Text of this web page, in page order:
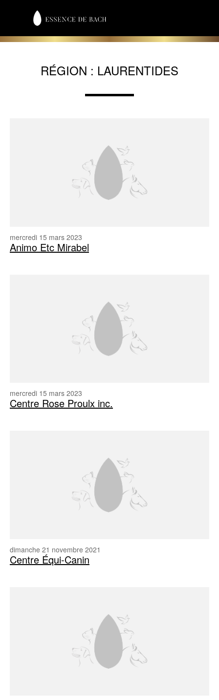
RÉGION : LAURENTIDES
mercredi 15 mars 2023
Animo Etc Mirabel
mercredi 15 mars 2023
Centre Rose Proulx inc.
dimanche 21 novembre 2021
Centre Équi-Canin